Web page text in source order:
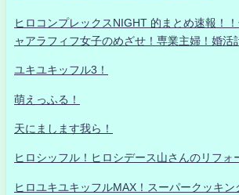
ヒロコンプレックスNIGHT 的まとめ速報！
ャアラフィフ女子のめざせ！専業主婦！婚活
ユキユキッフル3！
萌えっふる！
天にまします我ら！
ヒロシッフル！ヒロシデース山さんのリフォ
ヒロユキユキッフルMAX！スーパークッキン